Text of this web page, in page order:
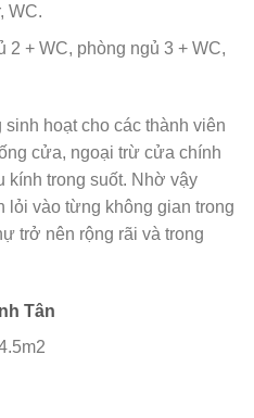
WC.
2 + WC, phòng ngủ 3 + WC,
hoạt cho các thành viên
cửa, ngoại trừ cửa chính
kính trong suốt. Nhờ vậy
lỏi vào từng không gian trong
trở nên rộng rãi và trong
Tân